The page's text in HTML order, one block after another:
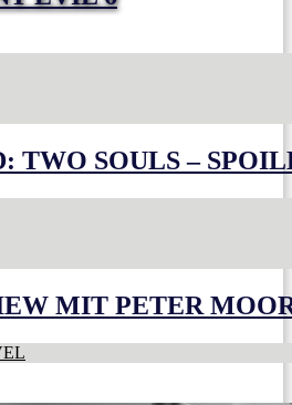
TWO SOULS –
MIT PETER